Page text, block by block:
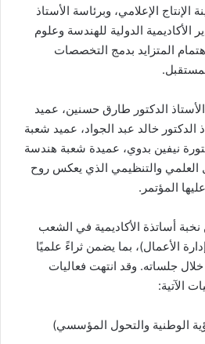
الإنتاج الإعلامي، وبرئاسة الأستاذ
الأكاديمية الدولية للهندسة وعلوم
المتزايد بدمج التخصصات
الدكتور طارق حسنين، عميد
الدكتور خالد عبد الجواد، عميد شعبة
نيفين بدوي، عميدة شعبة هندسة
العلمي والتنظيمي الذي يعكس روح
المؤتمر.
أساتذة الأكاديمية في الشعب
الأعمال)، بما يضمن ثراءً علميًا
جلساته. وقد انتهت فعاليات
الآتية: